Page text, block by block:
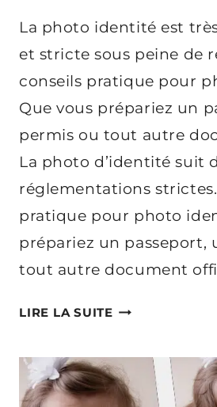
La photo identité est
et stricte sous peine de
conseils pratique pour
Que vous prépariez un
permis ou tout autre
La photo d’identité suit
réglementations
pratique pour photo
prépariez un passeport,
tout autre document
LIRE LA SUITELES
RÉUSSIR
VOS